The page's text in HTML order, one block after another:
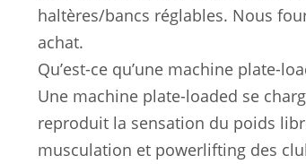
haltères/bancs réglables. Nous
achat.
Qu’est-ce qu’une machine plate-
Une machine plate-loaded se
reproduit la sensation du poids
musculation et powerlifting des